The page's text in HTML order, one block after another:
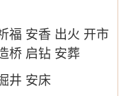
福 安香 出火 开市
桥 启钻 安葬
井 安床